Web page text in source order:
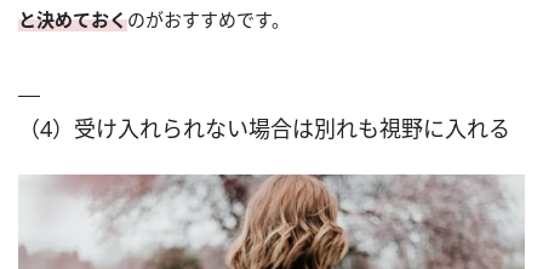
と決めておくのがおすすめです。
（4）受け入れられない場合は別れも視野に入れる